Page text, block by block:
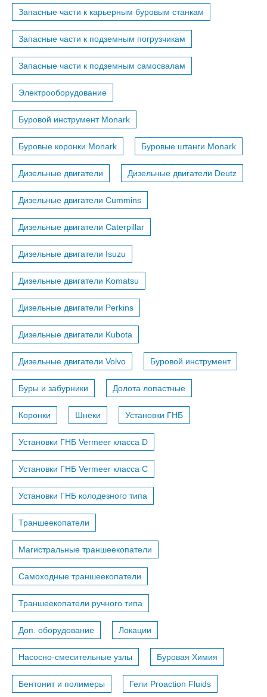
Запасные части к карьерным буровым станкам
Запасные части к подземным погрузчикам
Запасные части к подземным самосвалам
Электрооборудование
Буровой инструмент Monark
Буровые коронки Monark Буровые штанги Monark
Дизельные двигатели Дизельные двигатели Deutz
Дизельные двигатели Cummins
Дизельные двигатели Caterpillar
Дизельные двигатели Isuzu
Дизельные двигатели Komatsu
Дизельные двигатели Perkins
Дизельные двигатели Kubota
Дизельные двигатели Volvo Буровой инструмент
Буры и забурники Долота лопастные
Коронки Шнеки Установки ГНБ
Установки ГНБ Vermeer класса D
Установки ГНБ Vermeer класса С
Установки ГНБ колодезного типа
Траншеекопатели
Магистральные траншеекопатели
Самоходные траншеекопатели
Траншеекопатели ручного типа
Доп. оборудование Локации
Насосно-смесительные узлы Буровая Химия
Бентонит и полимеры Гели Proaction Fluids